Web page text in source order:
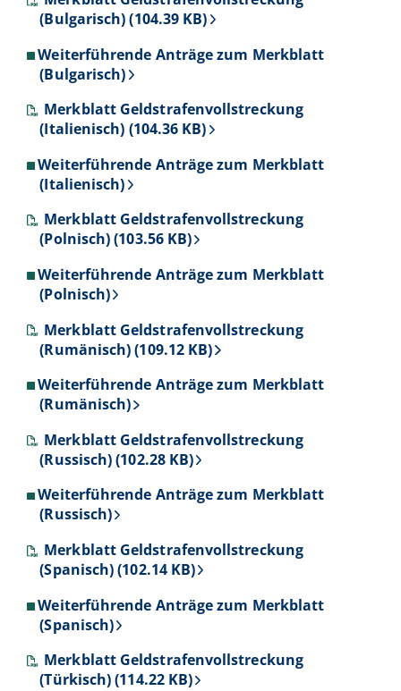
(Bulgarisch) (104.39 KB)
Weiterführende Anträge zum Merkblatt
(Bulgarisch)
Merkblatt Geldstrafenvollstreckung
(Italienisch) (104.36 KB)
Weiterführende Anträge zum Merkblatt
(Italienisch)
Merkblatt Geldstrafenvollstreckung
(Polnisch) (103.56 KB)
Weiterführende Anträge zum Merkblatt
(Polnisch)
Merkblatt Geldstrafenvollstreckung
(Rumänisch) (109.12 KB)
Weiterführende Anträge zum Merkblatt
(Rumänisch)
Merkblatt Geldstrafenvollstreckung
(Russisch) (102.28 KB)
Weiterführende Anträge zum Merkblatt
(Russisch)
Merkblatt Geldstrafenvollstreckung
(Spanisch) (102.14 KB)
Weiterführende Anträge zum Merkblatt
(Spanisch)
Merkblatt Geldstrafenvollstreckung
(Türkisch) (114.22 KB)